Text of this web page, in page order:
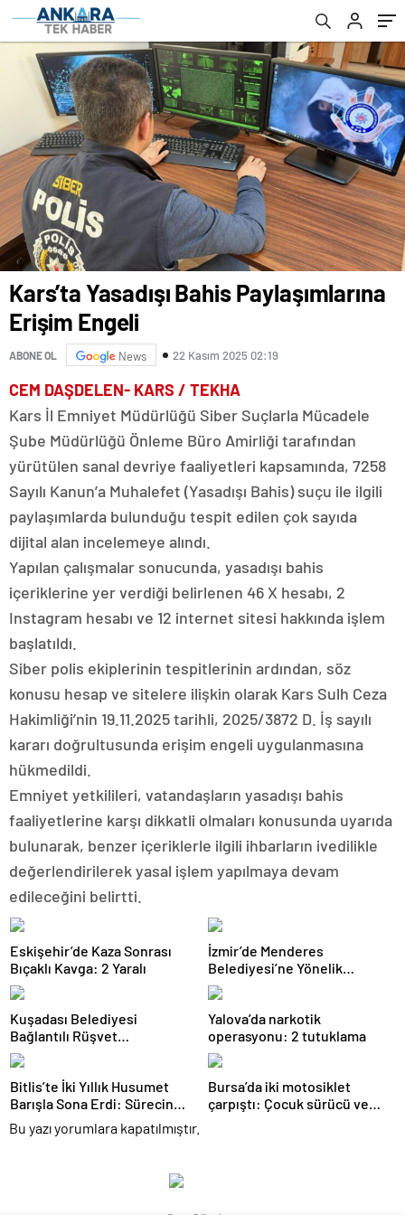
Kars’ta Yasadışı Bahis Paylaşımlarına
Erişim Engeli
ABONE OL News 22 Kasım 2025 02:19
CEM DAŞDELEN- KARS / TEKHA
Kars İl Emniyet Müdürlüğü Siber Suçlarla Mücadele
Şube Müdürlüğü Önleme Büro Amirliği tarafından
yürütülen sanal devriye faaliyetleri kapsamında, 7258
Sayılı Kanun’a Muhalefet (Yasadışı Bahis) suçu ile ilgili
paylaşımlarda bulunduğu tespit edilen çok sayıda
dijital alan incelemeye alındı.
Yapılan çalışmalar sonucunda, yasadışı bahis
içeriklerine yer verdiği belirlenen 46 X hesabı, 2
Instagram hesabı ve 12 internet sitesi hakkında işlem
başlatıldı.
Siber polis ekiplerinin tespitlerinin ardından, söz
konusu hesap ve sitelere ilişkin olarak Kars Sulh Ceza
Hakimliği’nin 19.11.2025 tarihli, 2025/3872 D. İş sayılı
kararı doğrultusunda erişim engeli uygulanmasına
hükmedildi.
Emniyet yetkilileri, vatandaşların yasadışı bahis
faaliyetlerine karşı dikkatli olmaları konusunda uyarıda
bulunarak, benzer içeriklerle ilgili ihbarların ivedilikle
değerlendirilerek yasal işlem yapılmaya devam
edileceğini belirtti.
Eskişehir’de Kaza Sonrası
Bıçaklı Kavga: 2 Yaralı
İzmir’de Menderes
Belediyesi’ne Yönelik
Soruşturmada 16 Şüpheli
Adliyede
Kuşadası Belediyesi
Bağlantılı Rüşvet
Operasyonu: 15 Gözaltı
Yalova’da narkotik
operasyonu: 2 tutuklama
Bitlis’te İki Yıllık Husumet
Barışla Sona Erdi: Sürecin
Başrolünde Atmanega Aşireti
Lideri Hasan Açık Vardı
Bursa’da iki motosiklet
çarpıştı: Çocuk sürücü ve
Bu yazı yorumlara kapatılmıştır.